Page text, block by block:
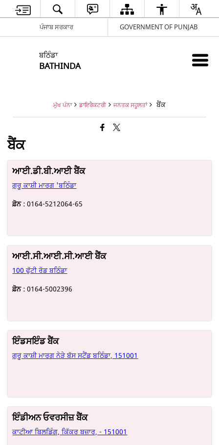
ਪੰਜਾਬ ਸਰਕਾਰ GOVERNMENT OF PUNJAB
ਬਠਿੰਡਾ
BATHINDA
ਮੁੱਖ ਪੰਨਾ ਡਾਇਰੈਕਟਰੀ ਜਨਤਕ ਸਹੂਲਤਾਂ ਬੈਂਕ
ਬੈਂਕ
ਆਈ.ਡੀ.ਬੀ.ਆਈ ਬੈਂਕ
ਗੁਰੂ ਕਾਸ਼ੀ ਮਾਰਗ 'ਬਠਿੰਡਾ
ਫ਼ੋਨ :0164-5212064-65
ਆਈ.ਸੀ.ਆਈ.ਸੀ.ਆਈ ਬੈਂਕ
100 ਫੁੱਟੀ ਰੋਡ ਬਠਿੰਡਾ
ਫ਼ੋਨ :0164-5002396
ਇੰਡਸਇੰਡ ਬੈਂਕ
ਗੁਰੂ ਕਾਸ਼ੀ ਮਾਰਗ ਨੇੜੇ ਬੱਸ ਸਟੈਂਡ ਬਠਿੰਡਾ, 151001
ਇੰਡੀਅਨ ਓਵਰਸੀਜ਼ ਬੈਂਕ
ਕਾਟੀਆ ਬਿਲਡਿੰਗ, ਕਿੱਕਰ ਬਜ਼ਾਰ, - 151001